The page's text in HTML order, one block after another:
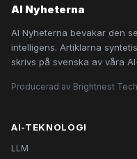
AI Nyheterna
AI Nyheterna bevakar den
intelligens. Artiklarna
skrivs på svenska av våra
Producerad av Brightnest
AI-TEKNOLOGI
LLM